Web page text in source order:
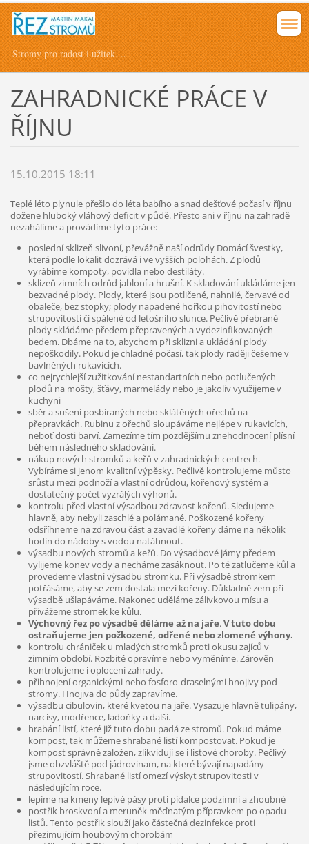
Stromy pro radost i užitek....
ZAHRADNICKÉ PRÁCE V
ŘÍJNU
15.10.2015 18:11
Teplé léto plynule přešlo do léta babího a snad dešťové počasí v říjnu
dožene hluboký vláhový deficit v půdě. Přesto ani v říjnu na zahradě
nezahálíme a provádíme tyto práce:
poslední sklizeň slivoní, převážně naší odrůdy Domácí švestky,
která podle lokalit dozrává i ve vyšších polohách. Z plodů
vyrábíme kompoty, povidla nebo destiláty.
sklizeň zimních odrůd jabloní a hrušní. K skladování ukládáme jen
bezvadné plody. Plody, které jsou potličené, nahnilé, červavé od
obaleče, bez stopky; plody napadené hořkou pihovitostí nebo
strupovitostí či spálené od letošního slunce. Pečlivě přebrané
plody skládáme předem přepravených a vydezinfikovaných
bedem. Dbáme na to, abychom při sklizni a ukládání plody
nepoškodily. Pokud je chladné počasí, tak plody raději češeme v
bavlněných rukavicích.
co nejrychlejší zužitkování nestandartních nebo potlučených
plodů na mošty, šťávy, marmelády nebo je jakoliv využijeme v
kuchyni
sběr a sušení posbíraných nebo sklátěných ořechů na
přepravkách. Rubinu z ořechů sloupáváme nejlépe v rukavicích,
neboť dosti barví. Zamezíme tím pozdějšímu znehodnocení plísní
během následného skladování.
nákup nových stromků a keřů v zahradnických centrech.
Vybíráme si jenom kvalitní výpěsky. Pečlivě kontrolujeme můsto
srůstu mezi podnoží a vlastní odrůdou, kořenový systém a
dostatečný počet vyzrálých výhonů.
kontrolu před vlastní výsadbou zdravost kořenů. Sledujeme
hlavně, aby nebyli zaschlé a polámané. Poškozené kořeny
odsříhneme na zdravou část a zavadlé kořeny dáme na několik
hodin do nádoby s vodou natáhnout.
výsadbu nových stromů a keřů. Do výsadbové jámy předem
vylijeme konev vody a necháme zasáknout. Po té zatlučeme kůl a
provedeme vlastní výsadbu stromku. Při výsadbě stromkem
potřásáme, aby se zem dostala mezi kořeny. Důkladně zem při
výsadbě ušlapáváme. Nakonec uděláme zálivkovou mísu a
přivážeme stromek ke kůlu.
Výchovný řez po výsadbě děláme až na jaře.V tuto dobu
ostraňujeme jen požkozené, odřené nebo zlomené výhony.
kontrolu chrániček u mladých stromků proti okusu zajíců v
zimním období. Rozbité opravíme nebo vyměníme. Zárověn
kontrolujeme i oplocení zahrady.
přihnojení organickými nebo fosforo-draselnými hnojivy pod
stromy. Hnojiva do půdy zapravíme.
výsadbu cibulovin, které kvetou na jaře. Vysazuje hlavně tulipány,
narcisy, modřence, ladoňky a další.
hrabání listí, které již tuto dobu padá ze stromů. Pokud máme
kompost, tak můžeme shrabané listí kompostovat. Pokud je
kompost správně založen, zlikvidují se i listové choroby. Pečlivý
jsme obzvláště pod jádrovinam, na které bývají napadány
strupovitostí. Shrabané listí omezí výskyt strupovitosti v
následujícím roce.
lepíme na kmeny lepivé pásy proti pídalce podzimní a zhoubné
postřik broskvoní a meruněk měďnatým přípravkem po opadu
listů. Tento postřik slouží jako částečná dezinfekce proti
přezimujícím houbovým chorobám